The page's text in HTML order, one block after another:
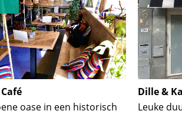
oase in een historisch
Dille &
Leuke